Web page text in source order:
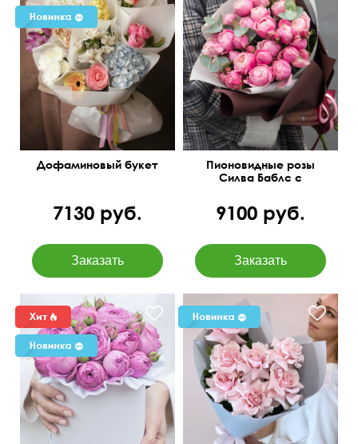
Всплеск радости и
главный тренд сезона
Дофаминовый букет
7130 руб.
Пионовидные розы
Силва Баблс с
9100 руб.